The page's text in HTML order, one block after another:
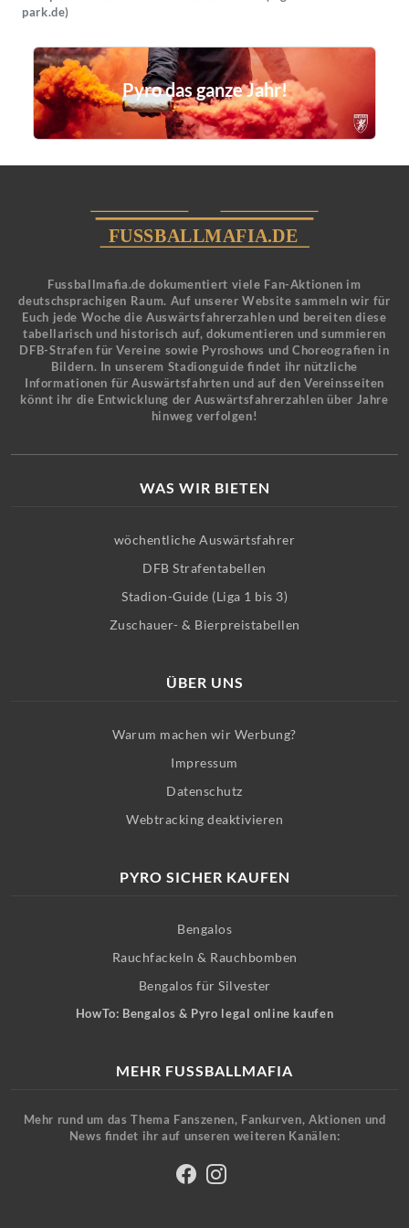
park.de)
Pyro das ganze Jahr!
Fussballmafia.de dokumentiert viele Fan-Aktionen im
deutschsprachigen Raum. Auf unserer Website sammeln wir für
Euch jede Woche die Auswärtsfahrerzahlen und bereiten diese
tabellarisch und historisch auf, dokumentieren und summieren
DFB-Strafen für Vereine sowie Pyroshows und Choreografien in
Bildern. In unserem Stadionguide findet ihr nützliche
Informationen für Auswärtsfahrten und auf den Vereinsseiten
könnt ihr die Entwicklung der Auswärtsfahrerzahlen über Jahre
hinweg verfolgen!
WAS WIR BIETEN
wöchentliche Auswärtsfahrer
DFB Strafentabellen
Stadion-Guide (Liga 1 bis 3)
Zuschauer- & Bierpreistabellen
ÜBER UNS
Warum machen wir Werbung?
Impressum
Datenschutz
Webtracking deaktivieren
PYRO SICHER KAUFEN
Bengalos
Rauchfackeln & Rauchbomben
Bengalos für Silvester
HowTo: Bengalos & Pyro legal online kaufen
MEHR FUSSBALLMAFIA
Mehr rund um das Thema Fanszenen, Fankurven, Aktionen und
News findet ihr auf unseren weiteren Kanälen: